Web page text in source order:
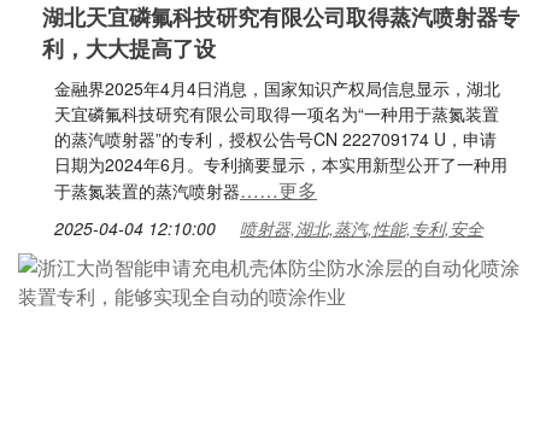
湖北天宜磷氟科技研究有限公司取得蒸汽喷射器专
利，大大提高了设
金融界2025年4月4日消息，国家知识产权局信息显示，湖北
天宜磷氟科技研究有限公司取得一项名为“一种用于蒸氮装置
的蒸汽喷射器”的专利，授权公告号CN 222709174 U，申请
日期为2024年6月。专利摘要显示，本实用新型公开了一种用
于蒸氮装置的蒸汽喷射器……更多
2025-04-04 12:10:00 喷射器,湖北,蒸汽,性能,专利,安全